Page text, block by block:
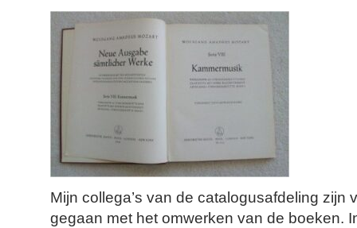
Mijn collega’s van de catalogusafdeling zijn
gegaan met het omwerken van de boeken.